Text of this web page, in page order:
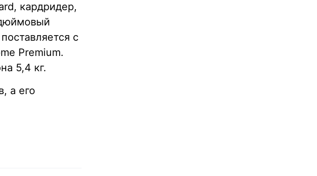
кардридер,
с
Premium.
5,4 кг.
а его